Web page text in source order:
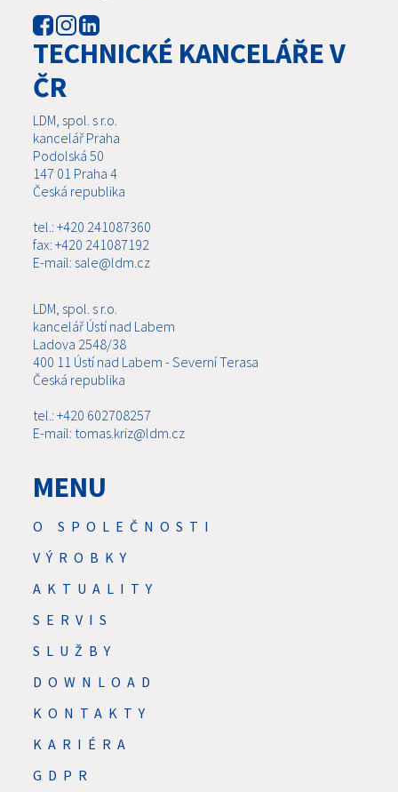
TECHNICKÉ KANCELÁŘE V
ČR
LDM, spol. s r.o.
kancelář Praha
Podolská 50
147 01 Praha 4
Česká republika
tel.: +420 241087360
fax: +420 241087192
E-mail: sale@ldm.cz
LDM, spol. s r.o.
kancelář Ústí nad Labem
Ladova 2548/38
400 11 Ústí nad Labem - Severní Terasa
Česká republika
tel.: +420 602708257
E-mail: tomas.kriz@ldm.cz
MENU
O SPOLEČNOSTI
VÝROBKY
AKTUALITY
SERVIS
SLUŽBY
DOWNLOAD
KONTAKTY
KARIÉRA
GDPR